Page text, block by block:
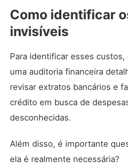
Como identificar
invisíveis
Para identificar esses custos,
uma auditoria financeira
revisar extratos bancários e
crédito em busca de
desconhecidas.
Além disso, é importante
ela é realmente necessária?